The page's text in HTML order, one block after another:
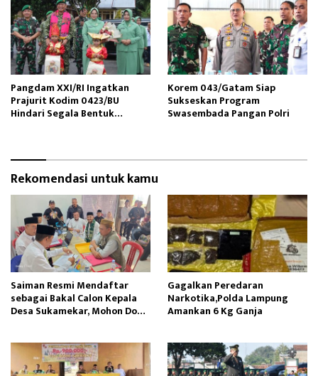
Pangdam XXI/RI Ingatkan
Prajurit Kodim 0423/BU
Hindari Segala Bentuk
Korem 043/Gatam Siap
Sukseskan Program
Swasembada Pangan Polri
Rekomendasi untuk kamu
Saiman Resmi Mendaftar
sebagai Bakal Calon Kepala
Desa Sukamekar, Mohon Doa
Gagalkan Peredaran
Narkotika,Polda Lampung
Amankan 6 Kg Ganja